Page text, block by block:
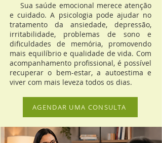
Sua saúde emocional merece atenção
e cuidado. A psicologia pode ajudar no
tratamento da ansiedade, depressão,
irritabilidade, problemas de sono e
dificuldades de memória, promovendo
mais equilíbrio e qualidade de vida. Com
acompanhamento profissional, é possível
recuperar o bem-estar, a autoestima e
viver com mais leveza todos os dias.
AGENDAR UMA CONSULTA